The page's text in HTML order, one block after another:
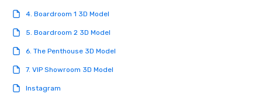
4. Boardroom 1 3D Model
5. Boardroom 2 3D Model
6. The Penthouse 3D Model
7. VIP Showroom 3D Model
Instagram